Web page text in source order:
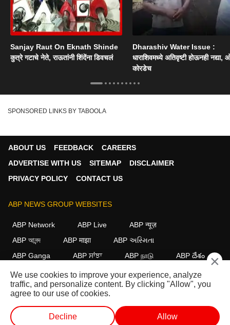
Sanjay Raut On Eknath Shinde
कुत्रे गटाचे नेते, राऊतांनी शिंदेंना डिवचलं
Dharashiv Water Issue :
धाराशिवमध्ये अतिवृष्टी होऊनही नद्या,
कोरडेच
SPONSORED LINKS BY TABOOLA
ABOUT US FEEDBACK
CAREERS
ADVERTISE WITH US
SITEMAP
DISCLAIMER
PRIVACY POLICY
CONTACT US
ABP NEWS GROUP WEBSITES
ABP Network ABP Live
ABP न्यूज़
ABP আনন্দ
ABP माझा
ABP અસ્મિતા
ABP Ganga
ABP ਸਾਂਝਾ ABP நாடு ABP దేశం
FOLLOW US
This website follows the DNPA Code of Ethics. Copyright@2026.
×
We use cookies to improve your experience, analyze
traffic, and personalize content. By clicking "Allow", you
agree to our use of cookies.
Decline Allow